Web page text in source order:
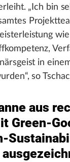
„Ich bin
in
so
aus
Green-